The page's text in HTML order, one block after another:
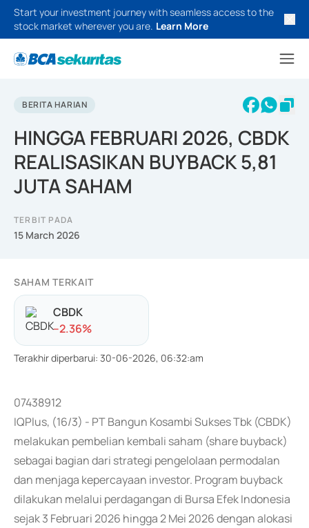
Start your investment journey with seamless access to the
stock market wherever you are. Learn More
BERITA HARIAN
HINGGA FEBRUARI 2026, CBDK
REALISASIKAN BUYBACK 5,81
JUTA SAHAM
TERBIT PADA
15 March 2026
SAHAM TERKAIT
CBDK
--2.36%
Terakhir diperbarui: 30-06-2026, 06:32:am
07438912
IQPlus, (16/3) - PT Bangun Kosambi Sukses Tbk (CBDK)
melakukan pembelian kembali saham (share buyback)
sebagai bagian dari strategi pengelolaan permodalan
dan menjaga kepercayaan investor. Program buyback
dilakukan melalui perdagangan di Bursa Efek Indonesia
sejak 3 Februari 2026 hingga 2 Mei 2026 dengan alokasi